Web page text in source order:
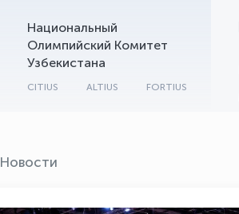
Национальный
Олимпийский Комитет
Узбекистана
CITIUS ALTIUS FORTIUS
Новости